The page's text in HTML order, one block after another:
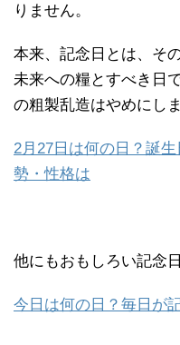
りません。
本来、記念日とは、そ
未来への糧とすべき日
の粗製乱造はやめにし
2月27日は何の日？誕
勢・性格は
他にもおもしろい記念
今日は何の日？毎日が